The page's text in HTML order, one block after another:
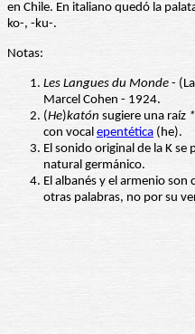
en Chile. En italiano quedó la
ko-, -ku-.
Notas:
Les Langues du Monde -
Marcel Cohen - 1924.
(He)katón sugiere una raíz
con vocal epentética (he).
El sonido original de la K
natural germánico.
El albanés y el armenio
otras palabras, no por su